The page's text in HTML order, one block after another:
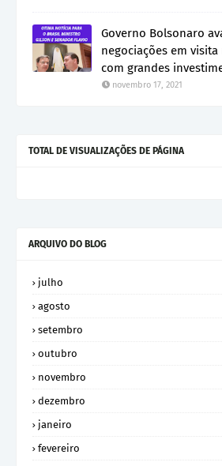
Governo Bolsonaro
negociações em
com grandes
novembro 17, 2021
TOTAL DE VISUALIZAÇÕES DE PÁGINA
ARQUIVO DO BLOG
julho
agosto
setembro
outubro
novembro
dezembro
janeiro
fevereiro